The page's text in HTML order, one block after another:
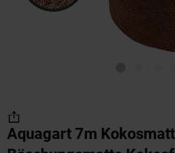
Aquagart 7m